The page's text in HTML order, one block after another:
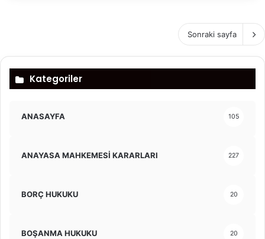
Sonraki sayfa
Kategoriler
ANASAYFA 105
ANAYASA MAHKEMESİ KARARLARI 227
BORÇ HUKUKU 20
BOŞANMA HUKUKU 20